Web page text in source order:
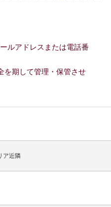
ルアドレスまたは電話番
を期して管理・保管させ
ア近隣